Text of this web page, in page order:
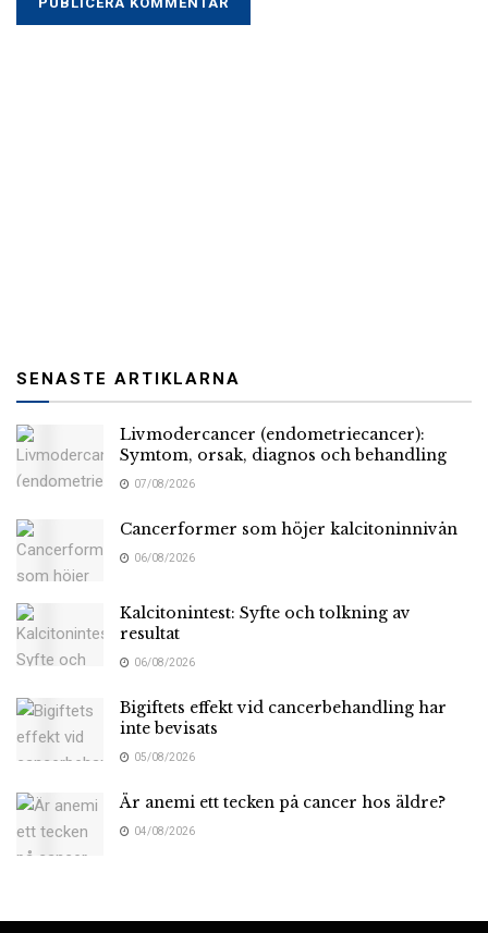
SENASTE ARTIKLARNA
Livmodercancer (endometriecancer):
Symtom, orsak, diagnos och behandling
07/08/2026
Cancerformer som höjer kalcitoninnivån
06/08/2026
Kalcitonintest: Syfte och tolkning av
resultat
06/08/2026
Bigiftets effekt vid cancerbehandling har
inte bevisats
05/08/2026
Är anemi ett tecken på cancer hos äldre?
04/08/2026